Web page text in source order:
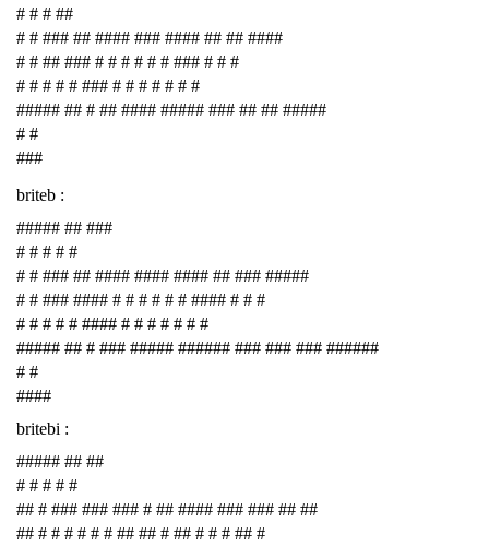
# # # ##
# # ### ## #### ### #### ## ## ####
# # ## ### # # # # # # ### # # #
# # # # # ### # # # # # # #
##### ## # ## #### ##### ### ## ## #####
# #
###
briteb :
##### ## ###
# # # # #
# # ### ## #### #### #### ## ### #####
# # ### #### # # # # # # #### # # #
# # # # # #### # # # # # # #
##### ## # ### ##### ###### ### ### ### ######
# #
####
britebi :
##### ## ##
# # # # #
## # ### ### ### # ## #### ### ### ## ##
## # # # # # # ## ## # ## # # # ## #